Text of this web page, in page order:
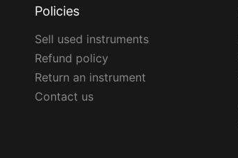
Policies
Sell used instruments
Refund policy
Return an instrument
Contact us